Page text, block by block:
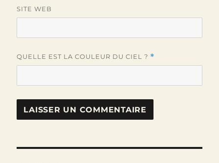
SITE WEB
QUELLE EST LA COULEUR DU CIEL ? *